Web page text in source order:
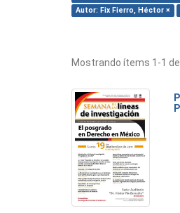
Autor: Fix Fierro, Héctor ×
Mostrando ítems 1-1 de